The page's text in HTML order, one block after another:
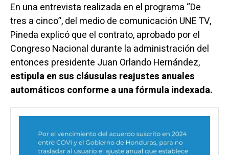
En una entrevista realizada en el programa “De
tres a cinco”, del medio de comunicación UNE TV,
Pineda explicó que el contrato, aprobado por el
Congreso Nacional durante la administración del
entonces presidente Juan Orlando Hernández,
estipula en sus cláusulas reajustes anuales
automáticos conforme a una fórmula indexada.